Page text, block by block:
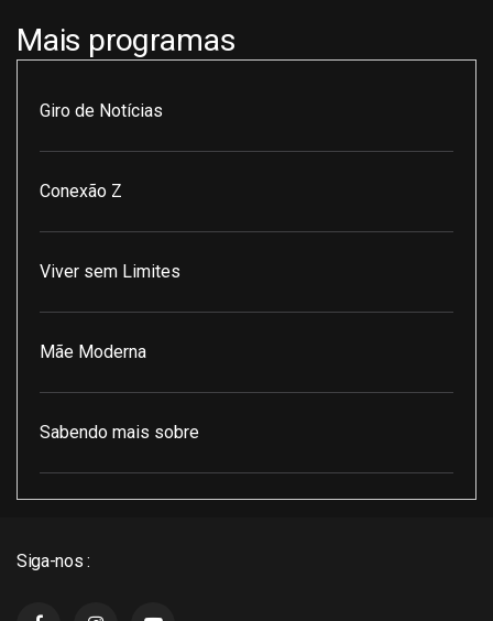
Mais programas
Giro de Notícias
Conexão Z
Viver sem Limites
Mãe Moderna
Sabendo mais sobre
Siga-nos :